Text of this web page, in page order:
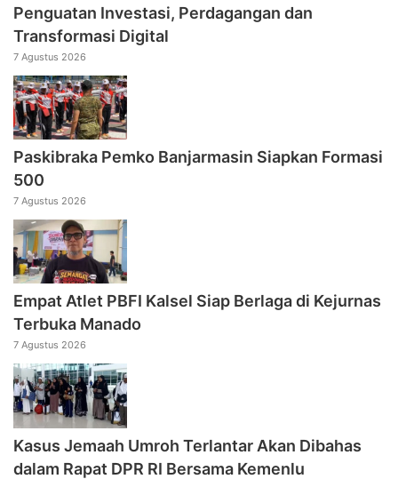
Penguatan Investasi, Perdagangan dan
Transformasi Digital
7 Agustus 2026
Paskibraka Pemko Banjarmasin Siapkan Formasi
500
7 Agustus 2026
Empat Atlet PBFI Kalsel Siap Berlaga di Kejurnas
Terbuka Manado
7 Agustus 2026
Kasus Jemaah Umroh Terlantar Akan Dibahas
dalam Rapat DPR RI Bersama Kemenlu